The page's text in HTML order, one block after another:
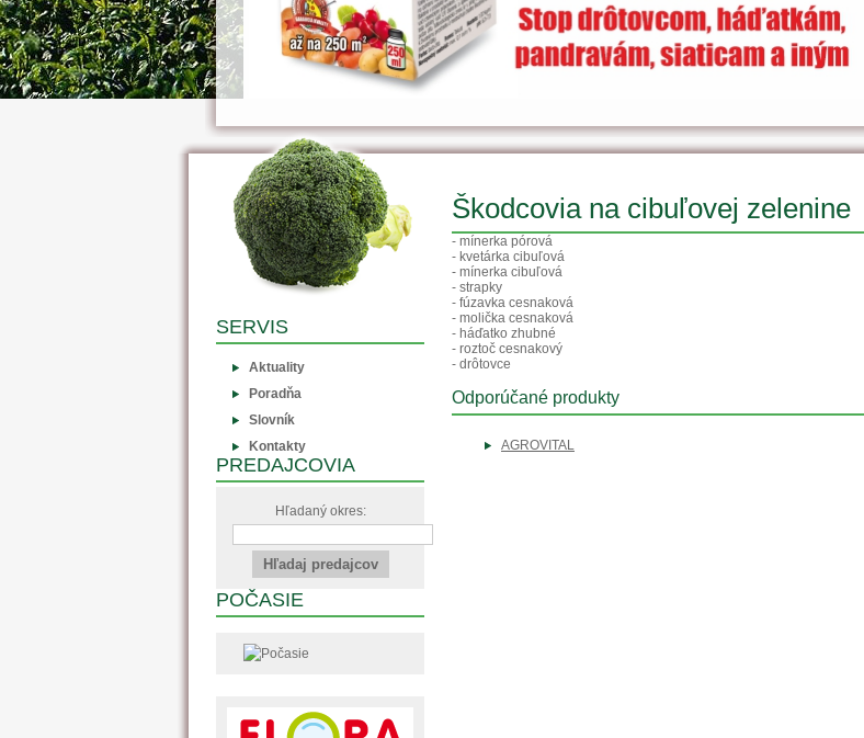
Škodcovia na cibuľovej zelenine
- mínerka pórová
- kvetárka cibuľová
- mínerka cibuľová
- strapky
- fúzavka cesnaková
- molička cesnaková
- háďatko zhubné
- roztoč cesnakový
- drôtovce
Odporúčané produkty
AGROVITAL
SERVIS
Aktuality
Poradňa
Slovník
Kontakty
PREDAJCOVIA
Hľadaný okres:
POČASIE